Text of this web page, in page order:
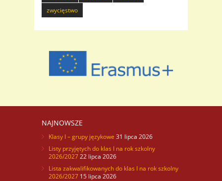
zwycięstwo
NAJNOWSZE
Klasy I – grupy językowe 31 lipca 2026
Listy przyjętych do klas I na rok szkolny
2026/202722 lipca 2026
Lista zakwalifikowanych do klas I na rok szkolny
2026/2027 15 lipca 2026